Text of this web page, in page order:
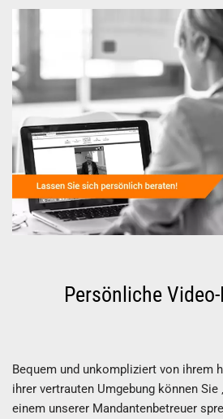
Persönliche
Bequem und unkompliziert von ihrem
ihrer vertrauten Umgebung können Sie
einem unserer Mandantenbetreuer